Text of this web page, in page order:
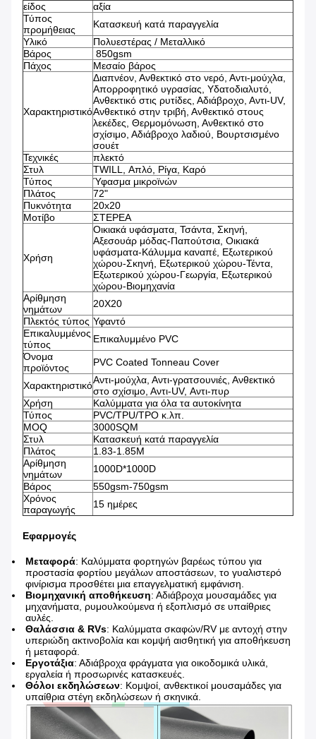
είδος
αξία
Τύπος
προμήθειας
Κατασκευή κατά παραγγελία
Υλικό
Πολυεστέρας / Μεταλλικό
Βάρος
850gsm
Πάχος
Μεσαίο βάρος
Χαρακτηριστικό
Διαπνέον, Ανθεκτικό στο νερό, Αντι-μούχλα,
Απορροφητικό υγρασίας, Υδατοδιαλυτό,
Ανθεκτικό στις ρυτίδες, Αδιάβροχο, Αντι-UV,
Ανθεκτικό στην τριβή, Ανθεκτικό στους
λεκέδες, Θερμομόνωση, Ανθεκτικό στο
σχίσιμο, Αδιάβροχο λαδιού, Βουρτσισμένο
σουέτ
Τεχνικές
πλεκτό
Στυλ
TWILL, Απλό, Ρίγα, Καρό
Τύπος
Ύφασμα μικροϊνών
Πλάτος
72"
Πυκνότητα
20x20
Μοτίβο
ΣΤΕΡΕΑ
Χρήση
Οικιακά υφάσματα, Τσάντα, Σκηνή,
Αξεσουάρ μόδας-Παπούτσια, Οικιακά
υφάσματα-Κάλυμμα καναπέ, Εξωτερικού
χώρου-Σκηνή, Εξωτερικού χώρου-Τέντα,
Εξωτερικού χώρου-Γεωργία, Εξωτερικού
χώρου-Βιομηχανία
Αρίθμηση
νημάτων
20X20
Πλεκτός τύπος Υφαντό
Επικαλυμμένος
τύπος
Επικαλυμμένο PVC
Όνομα
προϊόντος
PVC Coated Tonneau Cover
ΧαρακτηριστικόΑντι-μούχλα, Αντι-γρατσουνιές, Ανθεκτικό
στο σχίσιμο, Αντι-UV, Αντι-πυρ
Χρήση
Καλύμματα για όλα τα αυτοκίνητα
Τύπος
PVC/TPU/TPO κ.λπ.
MOQ
3000SQM
Στυλ
Κατασκευή κατά παραγγελία
Πλάτος
1.83-1.85M
Αρίθμηση
νημάτων
1000D*1000D
Βάρος
550gsm-750gsm
Χρόνος
παραγωγής
15 ημέρες
Εφαρμογές
Μεταφορά: Καλύμματα φορτηγών βαρέως τύπου για
προστασία φορτίου μεγάλων αποστάσεων, το γυαλιστερό
φινίρισμα προσθέτει μια επαγγελματική εμφάνιση.
Βιομηχανική αποθήκευση: Αδιάβροχα μουσαμάδες για
μηχανήματα, ρυμουλκούμενα ή εξοπλισμό σε υπαίθριες
αυλές.
Θαλάσσια & RVs: Καλύμματα σκαφών/RV με αντοχή στην
υπεριώδη ακτινοβολία και κομψή αισθητική για αποθήκευση
ή μεταφορά.
Εργοτάξια: Αδιάβροχα φράγματα για οικοδομικά υλικά,
εργαλεία ή προσωρινές κατασκευές.
Θόλοι εκδηλώσεων: Κομψοί, ανθεκτικοί μουσαμάδες για
υπαίθρια στέγη εκδηλώσεων ή σκηνικά.